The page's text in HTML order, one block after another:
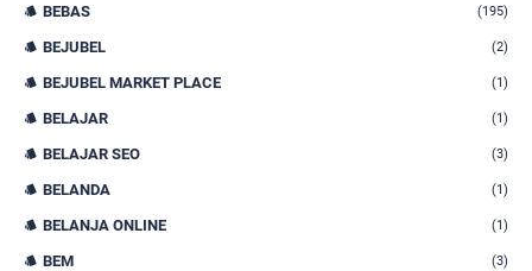
BEBAS (195)
BEJUBEL (2)
BEJUBEL MARKET PLACE (1)
BELAJAR (1)
BELAJAR SEO (3)
BELANDA (1)
BELANJA ONLINE (1)
BEM (3)